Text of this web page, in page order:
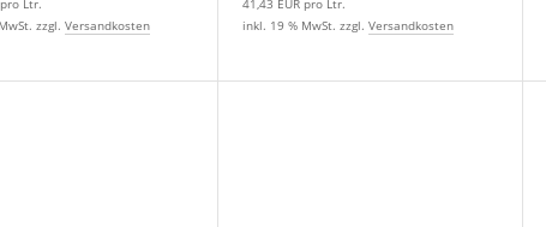
zzgl. Versandkosten
inkl. 19 % MwSt. zzgl.Versandkosten